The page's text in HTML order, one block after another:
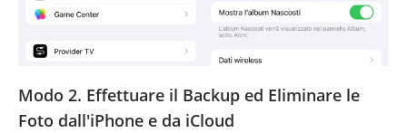
Modo 2. Effettuare il Backup ed Eliminare le
Foto dall'iPhone e da iCloud